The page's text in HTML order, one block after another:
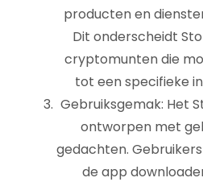
producten en
Dit onderscheidt
cryptomunten die
tot een specifieke
Gebruiksgemak: Het
ontworpen met
gedachten.
de app